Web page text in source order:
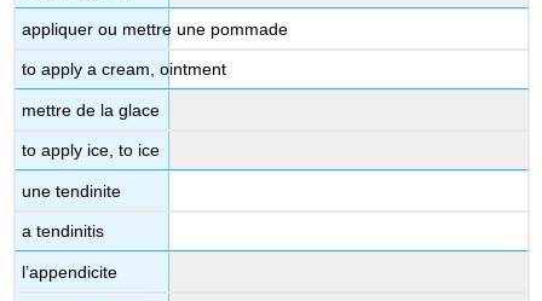
appliquer ou mettre une pommade
to apply a cream, ointment
mettre de la glace
to apply ice, to ice
une tendinite
a tendinitis
l’appendicite